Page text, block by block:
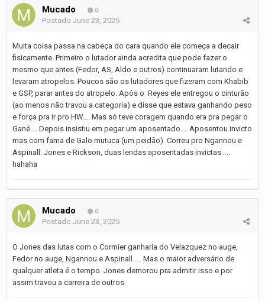
Mucado 0
Postado June 23, 2025
Muita coisa passa na cabeça do cara quando ele começa a decair
fisicamente. Primeiro o lutador ainda acredita que pode fazer o
mesmo que antes (Fedor, AS, Aldo e outros) continuaram lutando e
levaram atropelos. Poucos são os lutadores que fizeram com Khabib
e GSP, parar antes do atropelo. Após o Reyes ele entregou o cinturão
(ao menos não travou a categoria) e disse que estava ganhando peso
e força pra ir pro HW…. Mas só teve coragem quando era pra pegar o
Gané…. Depois insistiu em pegar um aposentado…. Aposentou invicto
mas com fama de Galo mutuca (um peidão). Correu pro Ngannou e
Aspinall. Jones e Rickson, duas lendas aposentadas invictas…..
hahaha
Mucado 0
Postado June 23, 2025
O Jones das lutas com o Cormier ganharia do Velazquez no auge,
Fedor no auge, Ngannou e Aspinall….. Mas o maior adversário de
qualquer atleta é o tempo. Jones demorou pra admitir isso e por
assim travou a carreira de outros.